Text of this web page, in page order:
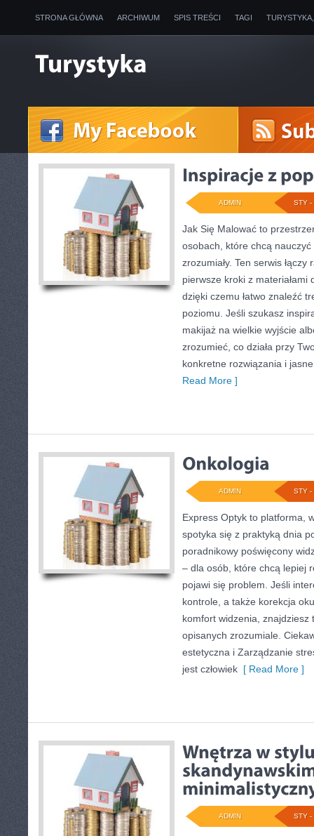
STRONA GŁÓWNA ARCHIWUM SPIS TREŚCI TAGI
STY -
ADMIN
Jak Się Malować to
osobach, które chcą
zrozumiały. Ten serwis
pierwsze kroki z materiałami
dzięki czemu łatwo znaleźć
poziomu. Jeśli szukasz
makijaż na wielkie wyjście
zrozumieć, co działa przy
konkretne rozwiązania i
Read More ]
STY -
ADMIN
Express Optyk to platforma,
spotyka się z praktyką dnia
poradnikowy poświęcony
– dla osób, które chcą lepiej
pojawi się problem. Jeśli
kontrole, a także korekcja
komfort widzenia, znajdziesz
opisanych zrozumiale.
estetyczna i Zarządzanie
jest człowiek [ Read More ]
STY -
ADMIN